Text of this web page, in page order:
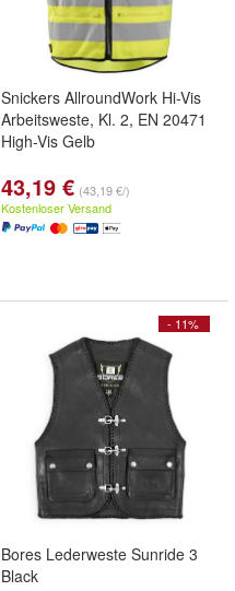
Snickers AllroundWork Hi-Vis
Arbeitsweste, Kl. 2, EN 20471
High-Vis Gelb
43,19 € (43,19 €/)
Kostenloser Versand
- 11%
Bores Lederweste Sunride 3
Black